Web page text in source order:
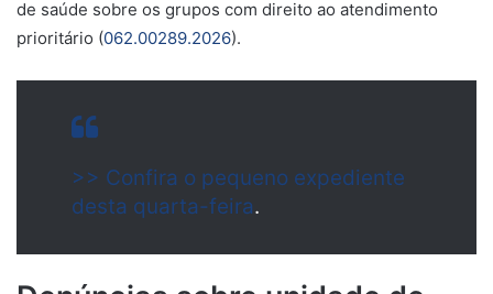
de saúde sobre os grupos com direito ao atendimento
prioritário (062.00289.2026).
>> Confira o pequeno expediente
desta quarta-feira.